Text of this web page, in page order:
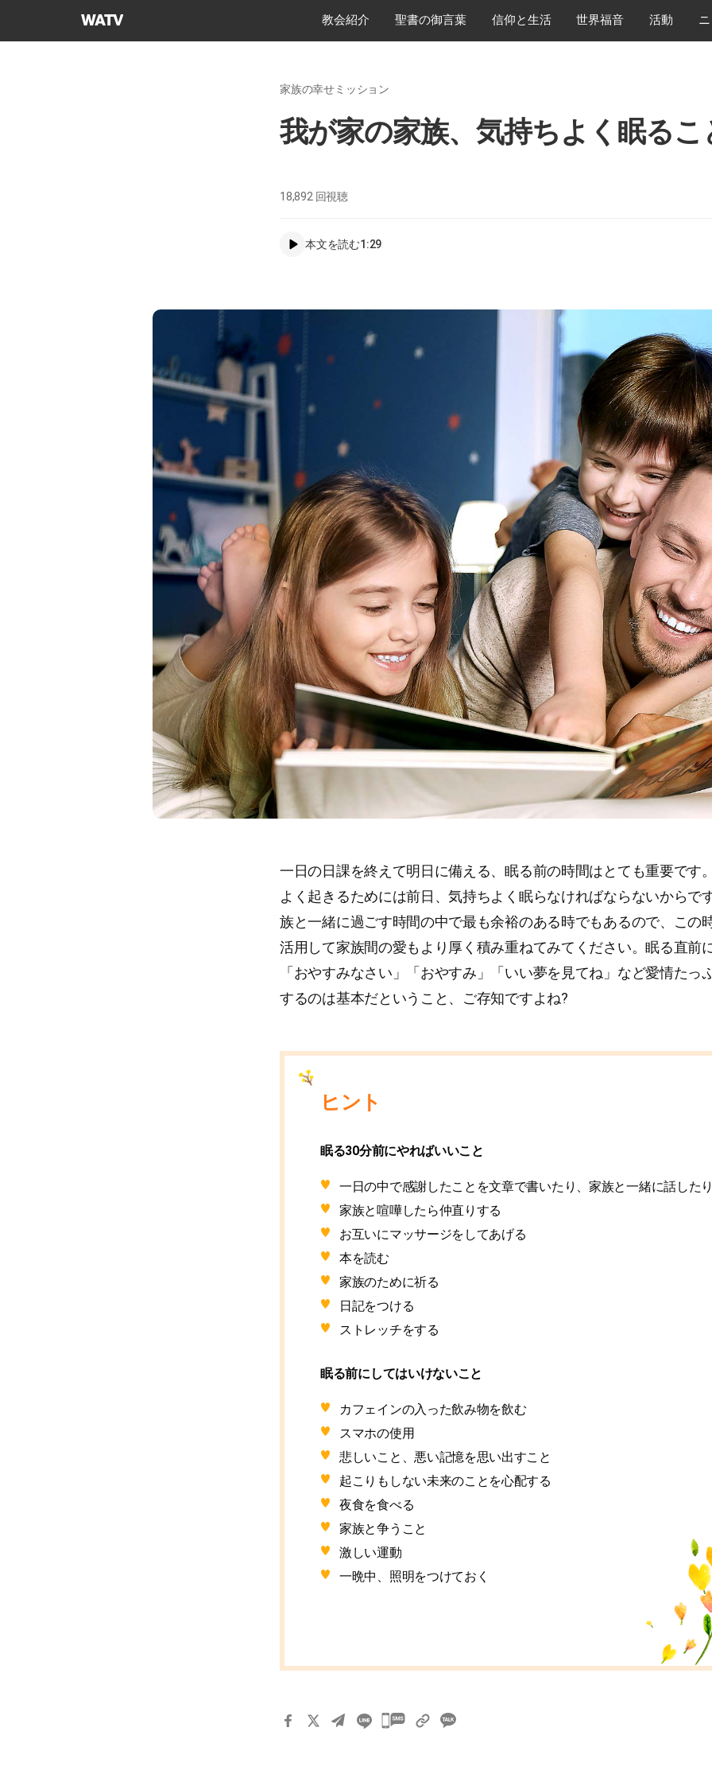
神
教会紹介 ​聖書の御言葉 ​信仰と生活 世界福音 活動
家族の幸せミッション
我が家の家族、気持ちよく眠るこ
18,892 回視聴
本文を読む1:29
一日の日課を終えて明日に備える、眠る前の時間はとても重要です
よく起きるためには前日、気持ちよく眠らなければならないからで
族と一緒に過ごす時間の中で最も余裕のある時でもあるので、この
活用して家族間の愛もより厚く積み重ねてみてください。眠る直前
「おやすみなさい」「おやすみ」「いい夢を見てね」など愛情たっ
するのは基本だということ、ご存知ですよね?
ヒント
眠る30分前にやればいいこと
一日の中で感謝したことを文章で書いたり、家族と一緒に話した
家族と喧嘩したら仲直りする
お互いにマッサージをしてあげる
本を読む
家族のために祈る
日記をつける
ストレッチをする
眠る前にしてはいけないこと
カフェインの入った飲み物を飲む
スマホの使用
悲しいこと、悪い記憶を思い出すこと
起こりもしない未来のことを心配する
夜食を食べる
家族と争うこと
激しい運動
一晩中、照明をつけておく
카